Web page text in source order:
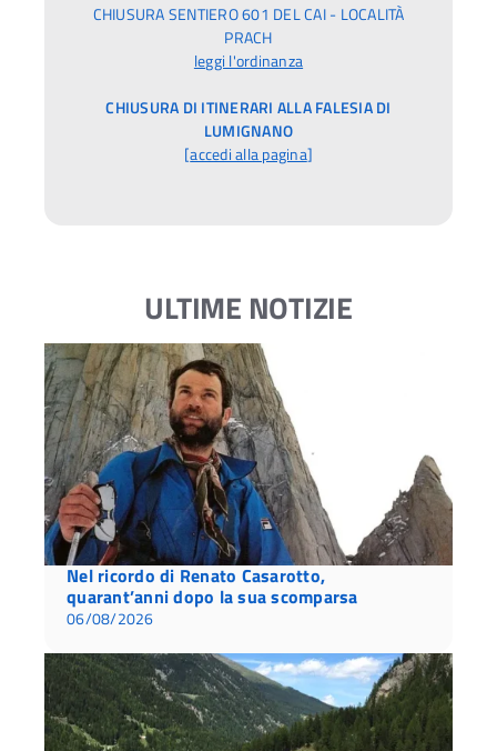
CHIUSURA SENTIERO 601 DEL CAI - LOCALITÀ
PRACH
leggi l'ordinanza
CHIUSURA DI ITINERARI ALLA FALESIA DI
LUMIGNANO
[accedi alla pagina]
ULTIME NOTIZIE
Nel ricordo di Renato Casarotto,
quarant’anni dopo la sua scomparsa
06/08/2026